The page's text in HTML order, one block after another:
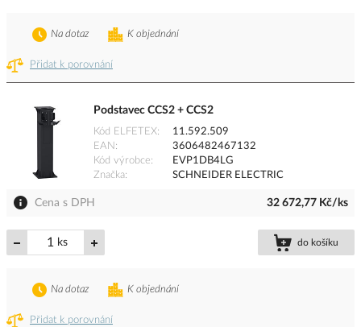
Přidat k porovnání
K objednání
Na dotaz
Podstavec CCS2 + CCS2
Kód ELFETEX
11.592.509
EAN
3606482467132
Kód výrobce
EVP1DB4LG
Značka
SCHNEIDER ELECTRIC
Cena s DPH 32 672,77 Kč/ks
ks do košíku
Přidat k porovnání
K objednání
Na dotaz